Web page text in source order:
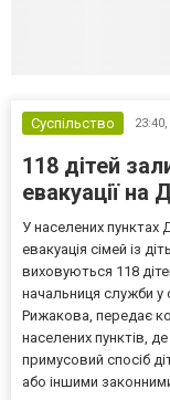
Суспільство 23:40,
118 дітей
евакуації на
У населених пунктах
евакуація сімей із
виховуються 118
начальниця служби у
Рижакова, передає
населених пунктів,
примусовий спосіб
або іншими